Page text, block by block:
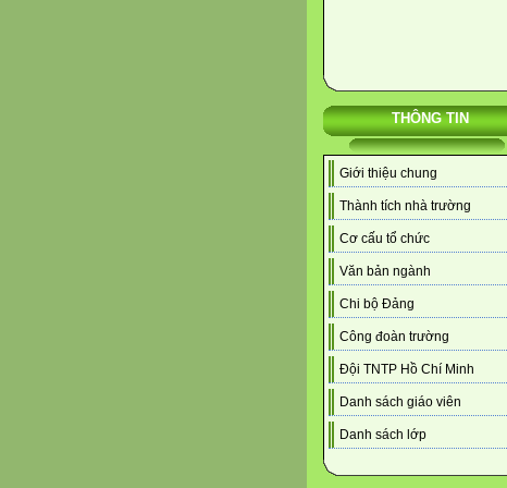
THÔNG TIN
Giới thiệu chung
Thành tích nhà trường
Cơ cấu tổ chức
Văn bản ngành
Chi bộ Đảng
Công đoàn trường
Đội TNTP Hồ Chí Minh
Danh sách giáo viên
Danh sách lớp